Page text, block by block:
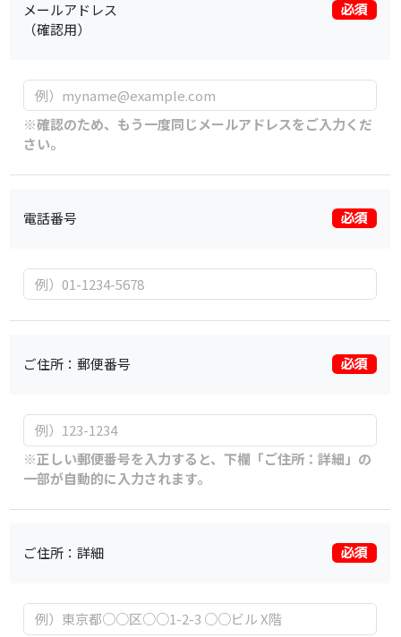
メールアドレス
（確認用）
必須
※確認のため、もう一度同じメールアドレスをご入力くだ
さい。
電話番号 必須
ご住所：郵便番号 必須
※正しい郵便番号を入力すると、下欄「ご住所：詳細」の
一部が自動的に入力されます。
ご住所：詳細 必須